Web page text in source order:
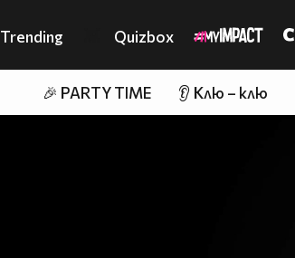
Trending Quizbox
🎉 PARTY TIME 👂 Клю – клю